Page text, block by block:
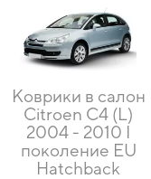
Коврики в салон
Citroen C4 (L)
2004 - 2010 I
поколение EU
Hatchback